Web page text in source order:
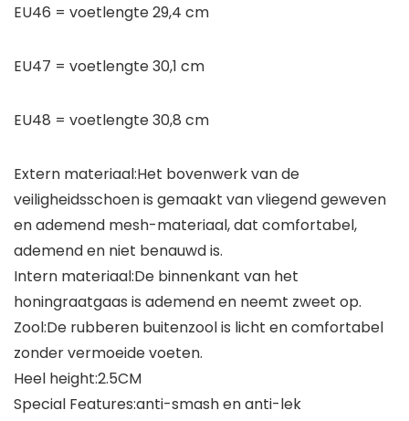
EU46 = voetlengte 29,4 cm
EU47 = voetlengte 30,1 cm
EU48 = voetlengte 30,8 cm
Extern materiaal:Het bovenwerk van de
veiligheidsschoen is gemaakt van vliegend geweven
en ademend mesh-materiaal, dat comfortabel,
ademend en niet benauwd is.
Intern materiaal:De binnenkant van het
honingraatgaas is ademend en neemt zweet op.
Zool:De rubberen buitenzool is licht en comfortabel
zonder vermoeide voeten.
Heel height:2.5CM
Special Features:anti-smash en anti-lek